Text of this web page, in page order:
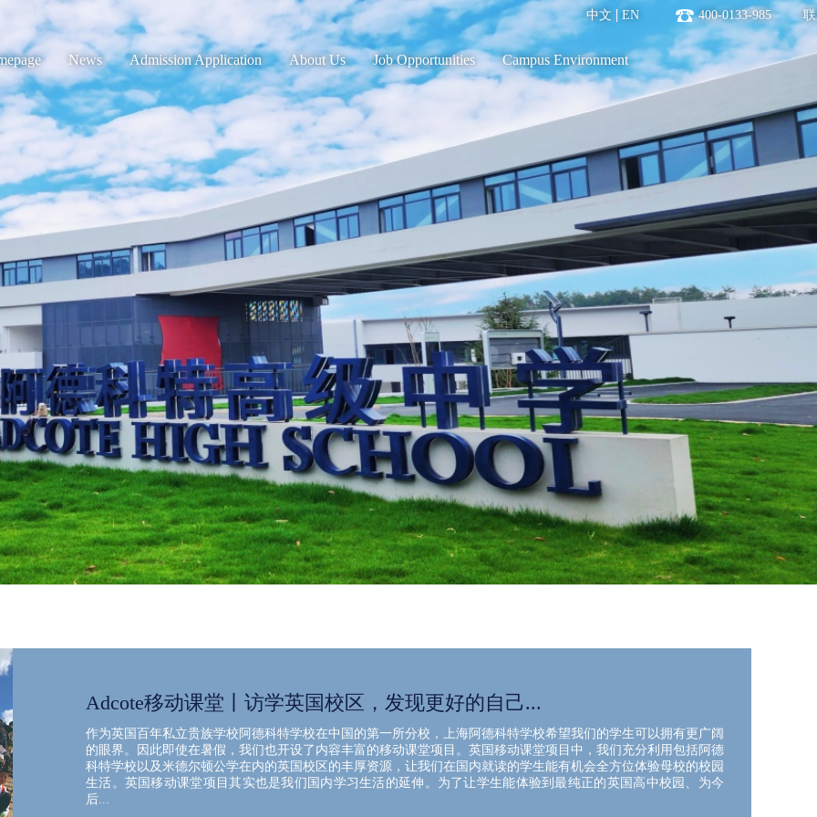
400-0133-985
EN
中文
News Admission Application About Us Job Opportunities Campus Environment
Adcote移动课堂丨访学英国校区，发现更好的自己...
作为英国百年私立贵族学校阿德科特学校在中国的第一所分校，上海阿德科特学校希望我们的学生可以拥有更广阔
的眼界。因此即使在暑假，我们也开设了内容丰富的移动课堂项目。英国移动课堂项目中，我们充分利用包括阿德
科特学校以及米德尔顿公学在内的英国校区的丰厚资源，让我们在国内就读的学生能有机会全方位体验母校的校园
生活。英国移动课堂项目其实也是我们国内学习生活的延伸。为了让学生能体验到最纯正的英国高中校园、为今
后...